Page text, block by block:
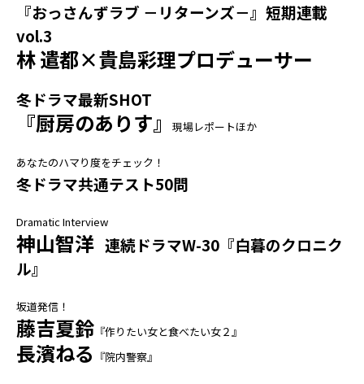
『おっさんずラブ －リターンズ－』短期連載
vol.3
林 遣都×貴島彩理プロデューサー
冬ドラマ最新SHOT
『厨房のありす』 現場レポートほか
あなたのハマり度をチェック！
冬ドラマ共通テスト50問
Dramatic Interview
神山智洋 連続ドラマW-30『白暮のクロニク
ル』
坂道発信！
藤吉夏鈴 『作りたい女と食べたい女２』
長濱ねる 『院内警察』